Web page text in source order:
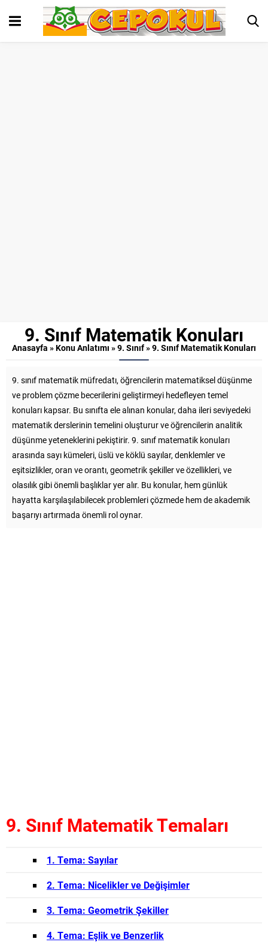
9. Sınıf Matematik Konuları
Anasayfa »Konu Anlatımı »9. Sınıf»9. Sınıf Matematik Konuları
9. sınıf matematik müfredatı, öğrencilerin matematiksel düşünme
ve problem çözme becerilerini geliştirmeyi hedefleyen temel
konuları kapsar. Bu sınıfta ele alınan konular, daha ileri seviyedeki
matematik derslerinin temelini oluşturur ve öğrencilerin analitik
düşünme yeteneklerini pekiştirir. 9. sınıf matematik konuları
arasında sayı kümeleri, üslü ve köklü sayılar, denklemler ve
eşitsizlikler, oran ve orantı, geometrik şekiller ve özellikleri, ve
olasılık gibi önemli başlıklar yer alır. Bu konular, hem günlük
hayatta karşılaşılabilecek problemleri çözmede hem de akademik
başarıyı artırmada önemli rol oynar.
9. Sınıf Matematik Temaları
1. Tema: Sayılar
2. Tema: Nicelikler ve Değişimler
3. Tema: Geometrik Şekiller
4. Tema: Eşlik ve Benzerlik